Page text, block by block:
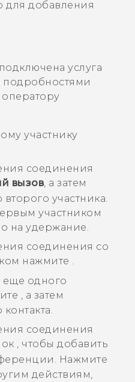
добавления
услуга
подробностями
оператору
участнику
соединения
вызов, а затем
участника.
участником
на удержание.
соединения со
нажмите
еще одного
, а затем
соединения
, чтобы добавить
Нажмите
действиям,